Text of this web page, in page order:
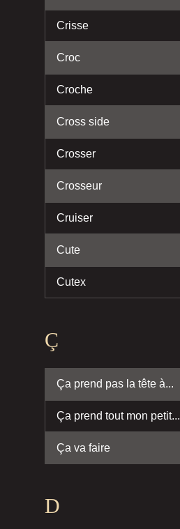
Crisse
Croc
Croche
Cross side
Crosser
Crosseur
Cruiser
Cute
Cutex
Ç
Ça prend pas la tête à...
Ça prend tout mon petit...
Ça va faire
D